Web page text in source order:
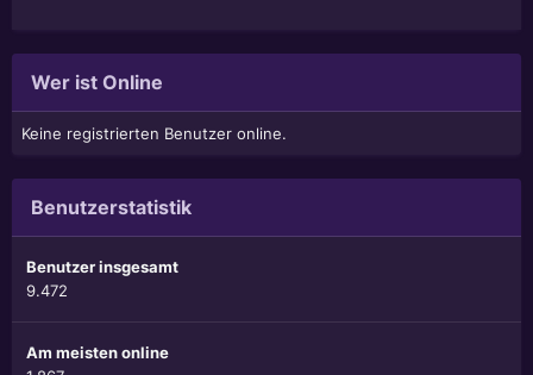
Wer ist Online
Keine registrierten Benutzer online.
Benutzerstatistik
Benutzer insgesamt
9.472
Am meisten online